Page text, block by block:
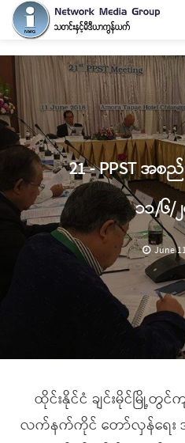
21 - PPST အစ
၁၁/၆/
June
ထိုင်းနိုင်ငံ ချင်းမိုင်မြို့တွင်
လက်နက်ကိုင် တော်လှန်ရေး အဖွဲ့